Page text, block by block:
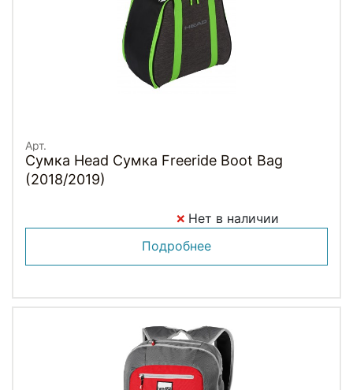
Арт.
Сумка Head Сумка Freeride Boot Bag
(2018/2019)
Нет в наличии
Подробнее